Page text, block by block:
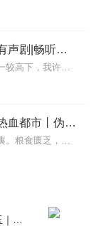
大奉打更人丨头陀渊领衔多人有声剧|畅听全集|王鹤棣、田曦薇主演影视剧原著|卖报小郎君
【冒泡有奖】听说杨千幻那厮要与我一较高下，我许七安要开始装叉了！快进入声音播放页戳下方输入框，冒个泡偷偷告诉我，我要用哪些诗词才能胜过他？说得好的，有赏！202...
第九特区丨头陀渊演播丨搞笑热血都市丨伪戒丨VIP免费多人有声剧
【内容简介】灾变过后，大地满目疮痍。粮食匮乏，资源紧俏，局势混乱……一位从待规划区杀出来的青年，背对着漫天黄沙，孤身来到九区谋生，却不曾想偶然结识三五好友，一念...